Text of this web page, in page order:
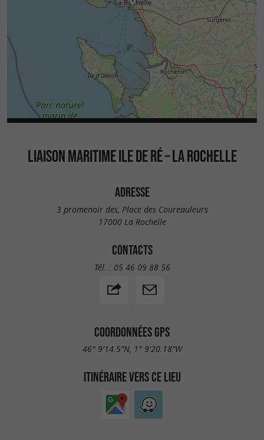
LIAISON MARITIME ILE DE RÉ – LA ROCHELLE
ADRESSE
3 promenoir des, Place des Coureauleurs
17000 La Rochelle
CONTACTS
Tél. : 05 46 09 88 56
COORDONNÉES GPS
46° 9'14.5"N, 1° 9'20.18"W
ITINÉRAIRE VERS CE LIEU